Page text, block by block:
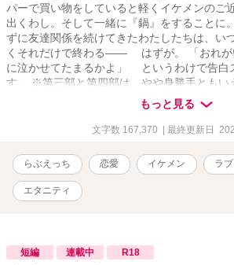
パーで買い物をしていると軽くイケメンのご
出くわし。そして一緒に『鍋』をすることに
ずに友達関係を続けてきたわたしたちは、い
くそれだけで終わる―― はずが。 「おれが
に泣かせてたまるかよ」 というわけで告白
す。 ※第三部と第四部は、やや身勝手ともい
す。嫌な予感がされた方はパスしてくださ
（第２５話）は、『◇１』と『◇２』のあい
系列的には、『◇１』→『◆２』→『◇２』
マークのついたページでは性描写があります
もっと見る
文字数 167,370 | 最終更新日
らぶえっち 恋愛 イケメン ラ
エタニティ
短編 連載中 R18